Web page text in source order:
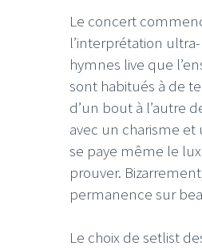
Le concert
l’interprétation
hymnes live que
sont habitués à de
d’un bout à l’autre
avec un charisme
se paye même le
prouver.
permanence sur
Le choix de setlist